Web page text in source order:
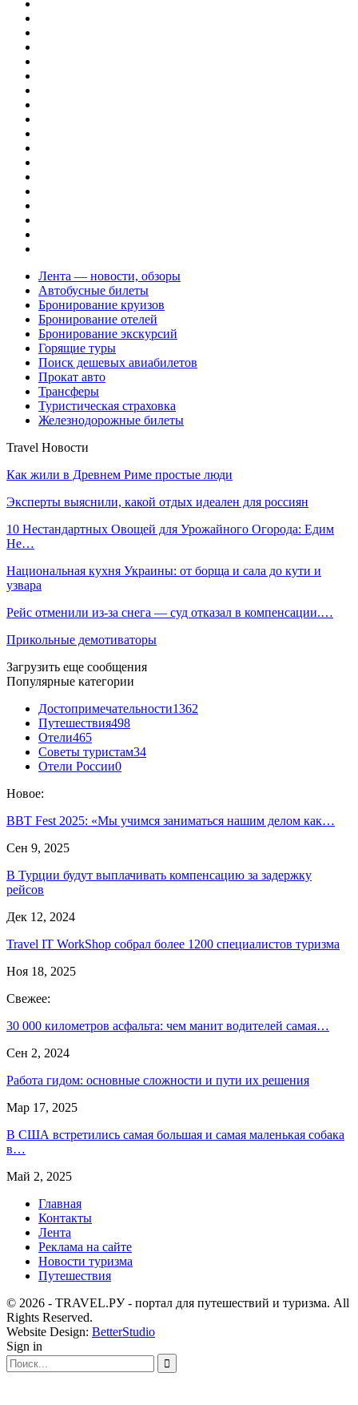
Лента — новости, обзоры
Автобусные билеты
Бронирование круизов
Бронирование отелей
Бронирование экскурсий
Горящие туры
Поиск дешевых авиабилетов
Прокат авто
Трансферы
Туристическая страховка
Железнодорожные билеты
Travel Новости
Как жили в Древнем Риме простые люди
Эксперты выяснили, какой отдых идеален для россиян
10 Нестандартных Овощей для Урожайного Огорода: Едим
Не…
Национальная кухня Украины: от борща и сала до кути и
узвара
Рейс отменили из-за снега — суд отказал в компенсации.…
Прикольные демотиваторы
Загрузить еще сообщения
Популярные категории
Достопримечательности1362
Путешествия498
Отели465
Советы туристам34
Отели России0
Новое:
BBT Fest 2025: «Мы учимся заниматься нашим делом как…
Сен 9, 2025
В Турции будут выплачивать компенсацию за задержку
рейсов
Дек 12, 2024
Travel IT WorkShop собрал более 1200 специалистов туризма
Ноя 18, 2025
Свежее:
30 000 километров асфальта: чем манит водителей самая…
Сен 2, 2024
Работа гидом: основные сложности и пути их решения
Мар 17, 2025
В США встретились самая большая и самая маленькая собака
в…
Май 2, 2025
Главная
Контакты
Лента
Реклама на сайте
Новости туризма
Путешествия
© 2026 - TRAVEL.РУ - портал для путешествий и туризма. All
Rights Reserved.
Website Design: BetterStudio
Sign in